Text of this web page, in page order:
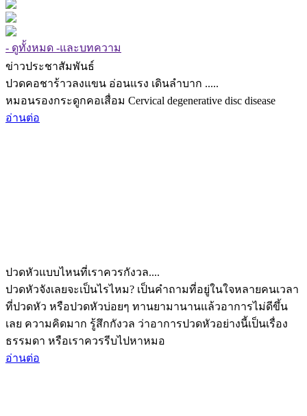
- ดูทั้งหมด -และบทความ
ข่าวประชาสัมพันธ์
ปวดคอชาร้าวลงแขน อ่อนแรง เดินลำบาก .....
หมอนรองกระดูกคอเสื่อม Cervical degenerative disc disease
อ่านต่อ
ปวดหัวแบบไหนที่เราควรกังวล....
ปวดหัวจังเลยจะเป็นไรไหม? เป็นคำถามที่อยู่ในใจหลายคนเวลา
ที่ปวดหัว หรือปวดหัวบ่อยๆ ทานยามานานแล้วอาการไม่ดีขึ้น
เลย ความคิดมาก รู้สึกกังวล ว่าอาการปวดหัวอย่างนี้เป็นเรื่อง
ธรรมดา หรือเราควรรีบไปหาหมอ
อ่านต่อ